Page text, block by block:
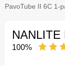
PavoTube II 6C 1-
NANLITE
100%